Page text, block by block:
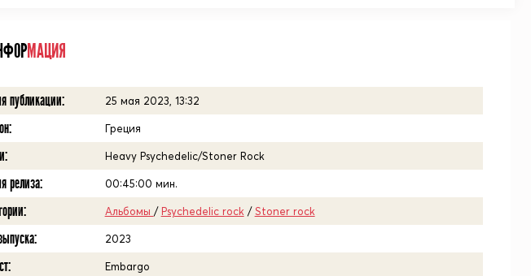
МАЦИЯ
публикации: 25 мая 2023, 13:32
Греция
Heavy Psychedelic/Stoner Rock
релиза: 00:45:00 мин.
Альбомы /Psychedelic rock /Stoner rock
2023
Embargo